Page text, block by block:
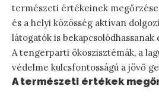
természeti értékeinek
és a helyi közösség aktívan
látogatók is
A tengerparti ökoszisztémák, a
védelme kulcsfontosságú a jövő
A természeti értékek